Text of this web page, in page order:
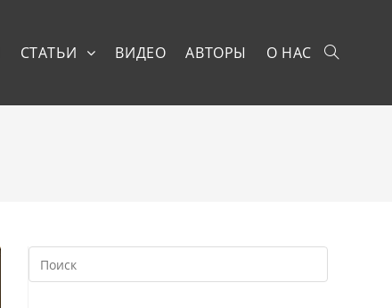
СТАТЬИ ВИДЕО АВТОРЫ О НАС